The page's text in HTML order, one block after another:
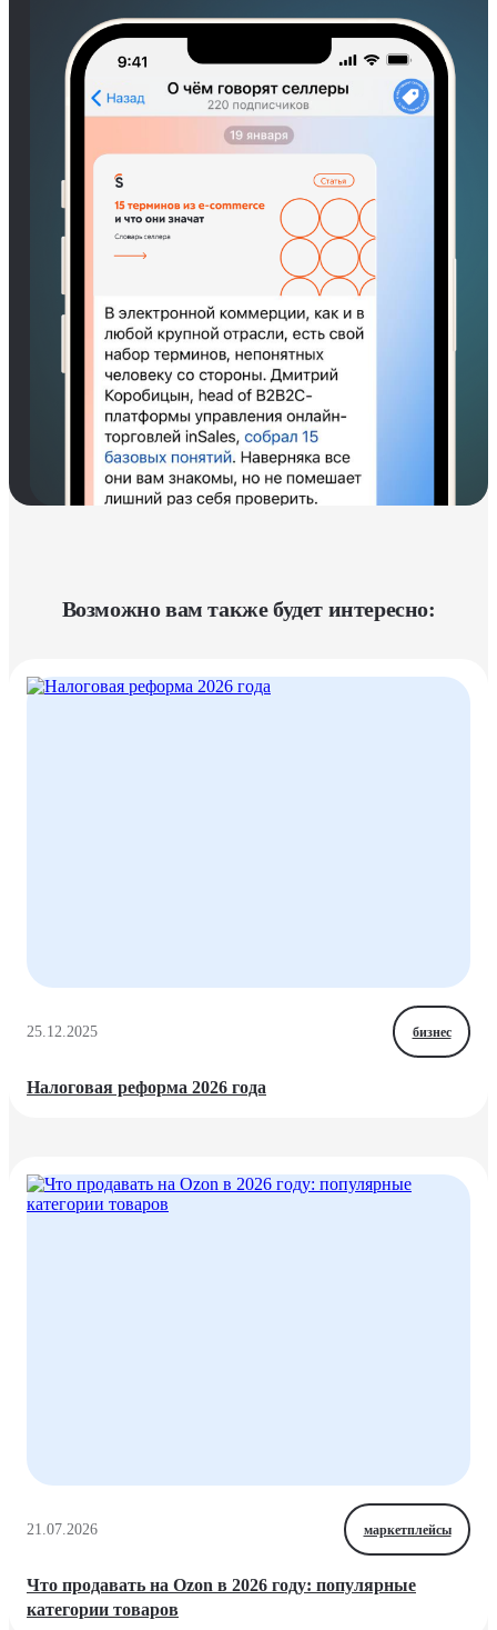
Возможно вам также будет интересно:
25.12.2025 бизнес
Налоговая реформа 2026 года
21.07.2026 маркетплейсы
Что продавать на Ozon в 2026 году: популярные
категории товаров